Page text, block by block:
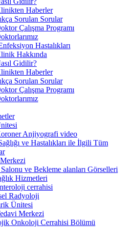
Haberler
Sorulan Sorular
Çalışma Programı
Hastalıkları
Hakkında
Gidilir?
Haberler
Sorulan Sorular
Çalışma Programı
Anjiyografi video
ve Hastalıkları ile İlgili Tüm
ve Bekleme alanları Görselleri
Hizmetleri
cerrahisi
Radyoloji
Ünitesi
Merkezi
Onkoloji Cerrahisi Bölümü